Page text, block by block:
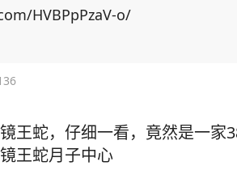
人进门后，一张口就是求他办事，
但管的闲事多了，操的闲心多了，
个故事，每一个故事都是世间百
HVBPpPzaV-o/
王蛇，仔细一看，竟然是一家
王蛇月子中心